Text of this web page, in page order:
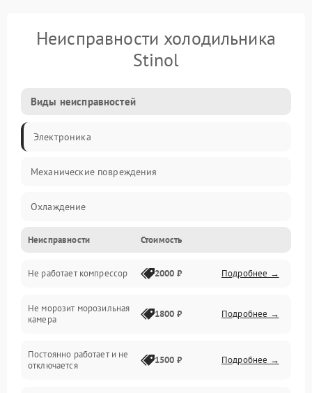
Неисправности холодильника
Stinol
Виды неисправностей
Электроника
Механические повреждения
Охлаждение
Механика
Электропитание
Дренаж
Неисправности Стоимость
Не работает компрессор 2000 ₽ Подробнее →
Не морозит морозильная
камера
1800 ₽ Подробнее →
Постоянно работает и не
отключается
1500 ₽ Подробнее →